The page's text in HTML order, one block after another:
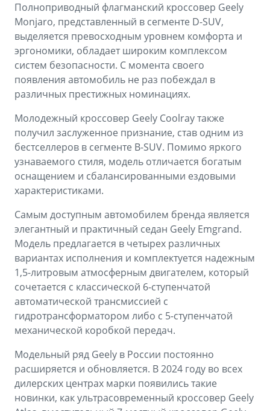
Полноприводный флагманский кроссовер Geely
Monjaro, представленный в сегменте D-SUV,
выделяется превосходным уровнем комфорта и
эргономики, обладает широким комплексом
систем безопасности. С момента своего
появления автомобиль не раз побеждал в
различных престижных номинациях.
Молодежный кроссовер Geely Coolray также
получил заслуженное признание, став одним из
бестселлеров в сегменте B-SUV. Помимо яркого
узнаваемого стиля, модель отличается богатым
оснащением и сбалансированными ездовыми
характеристиками.
Самым доступным автомобилем бренда является
элегантный и практичный седан Geely Emgrand.
Модель предлагается в четырех различных
вариантах исполнения и комплектуется надежным
1,5-литровым атмосферным двигателем, который
сочетается с классической 6-ступенчатой
автоматической трансмиссией с
гидротрансформатором либо с 5-ступенчатой
механической коробкой передач.
Модельный ряд Geely в России постоянно
расширяется и обновляется. В 2024 году во всех
дилерских центрах марки появились такие
новинки, как ультрасовременный кроссовер Geely